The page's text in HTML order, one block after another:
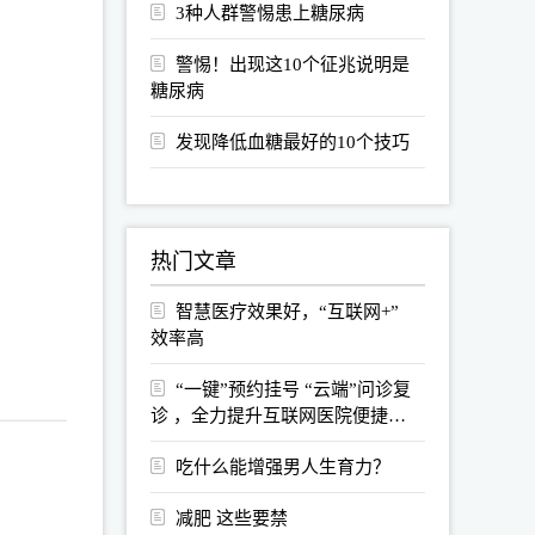
3种人群警惕患上糖尿病
糖尿病
发现降低血糖最好的10个技巧
热门文章
效率高
诊 ，全力提升互联网医院便捷
就...
吃什么能增强男人生育力？
减肥 这些要禁